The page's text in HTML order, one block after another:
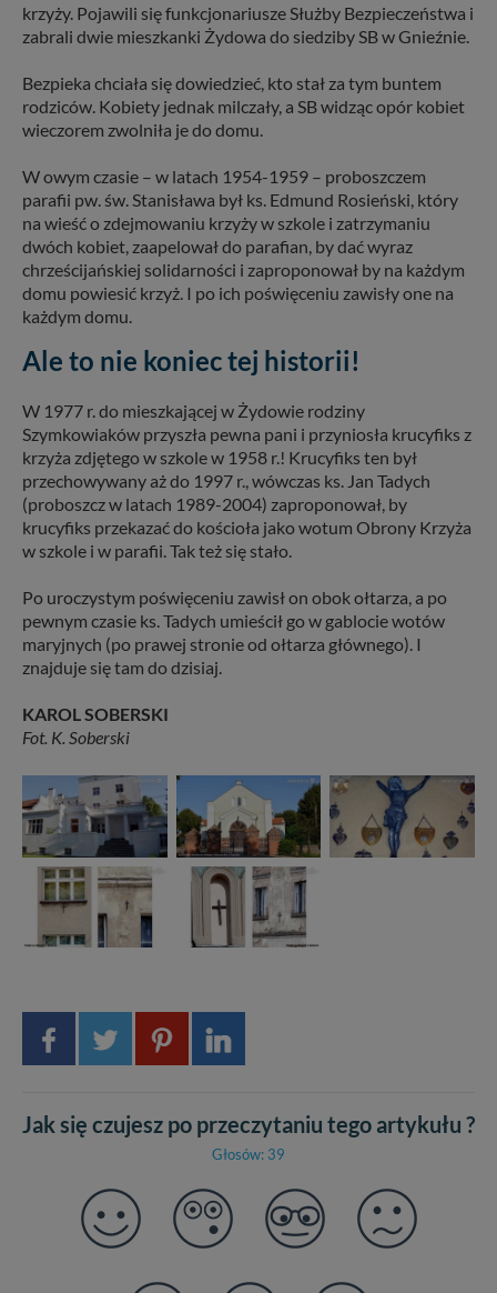
krzyży. Pojawili się funkcjonariusze Służby Bezpieczeństwa i
zabrali dwie mieszkanki Żydowa do siedziby SB w Gnieźnie.
Bezpieka chciała się dowiedzieć, kto stał za tym buntem
rodziców. Kobiety jednak milczały, a SB widząc opór kobiet
wieczorem zwolniła je do domu.
W owym czasie – w latach 1954-1959 – proboszczem
parafii pw. św. Stanisława był ks. Edmund Rosieński, który
na wieść o zdejmowaniu krzyży w szkole i zatrzymaniu
dwóch kobiet, zaapelował do parafian, by dać wyraz
chrześcijańskiej solidarności i zaproponował by na każdym
domu powiesić krzyż. I po ich poświęceniu zawisły one na
każdym domu.
Ale to nie koniec tej historii!
W 1977 r. do mieszkającej w Żydowie rodziny
Szymkowiaków przyszła pewna pani i przyniosła krucyfiks z
krzyża zdjętego w szkole w 1958 r.! Krucyfiks ten był
przechowywany aż do 1997 r., wówczas ks. Jan Tadych
(proboszcz w latach 1989-2004) zaproponował, by
krucyfiks przekazać do kościoła jako wotum Obrony Krzyża
w szkole i w parafii. Tak też się stało.
Po uroczystym poświęceniu zawisł on obok ołtarza, a po
pewnym czasie ks. Tadych umieścił go w gablocie wotów
maryjnych (po prawej stronie od ołtarza głównego). I
znajduje się tam do dzisiaj.
KAROL SOBERSKI
Fot. K. Soberski
Jak się czujesz po przeczytaniu tego artykułu ?
Głosów: 39